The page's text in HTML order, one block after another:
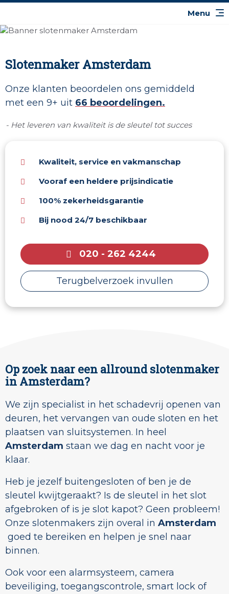
Slotenmaker Amsterdam
Onze klanten beoordelen ons gemiddeld
met een 9+ uit 66 beoordelingen.
- Het leveren van kwaliteit is de sleutel tot succes
Kwaliteit, service en vakmanschap
Vooraf een heldere prijsindicatie
100% zekerheidsgarantie
Bij nood 24/7 beschikbaar
020 - 262 4244
Terugbelverzoek invullen
Op zoek naar een allround slotenmaker
in Amsterdam?
We zijn specialist in het schadevrij openen van
deuren, het vervangen van oude sloten en het
plaatsen van sluitsystemen. In heel
Amsterdam staan we dag en nacht voor je
klaar.
Heb je jezelf buitengesloten of ben je de
sleutel kwijtgeraakt? Is de sleutel in het slot
afgebroken of is je slot kapot? Geen probleem!
Onze slotenmakers zijn overal in Amsterdam
goed te bereiken en helpen je snel naar
binnen.
Ook voor een alarmsysteem, camera
beveiliging, toegangscontrole, smart lock of